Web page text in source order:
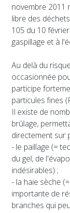
novembre 2011
libre des
105 du 10
gaspillage et à
Au delà du
occasionnée
participe
particules fines
Il existe de
brûlage,
directement sur
- le paillage (=
du gel, de
indésirables) ;
- la haie sèche
importante de
branches qui